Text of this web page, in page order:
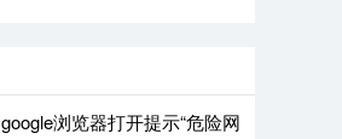
google浏览器打开提示“危险网